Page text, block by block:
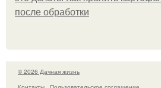
после обработки
© 2026 Дачная жизнь